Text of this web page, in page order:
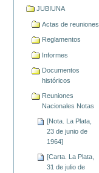
JUBIUNA
Actas de reuniones
Reglamentos
Informes
Documentos
históricos
Reuniones
Nacionales Notas
[Nota. La Plata,
23 de junio de
1964]
[Carta. La Plata,
31 de julio de